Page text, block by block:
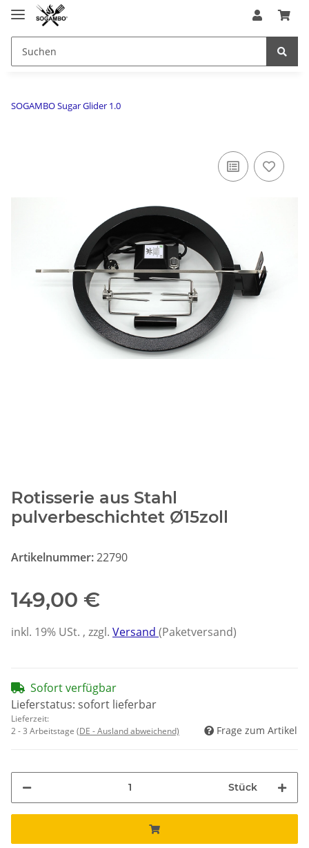
SOGAMBO Sugar Glider 1.0
Rotisserie aus Stahl
pulverbeschichtet Ø15zoll
Artikelnummer:22790
149,00 €
inkl. 19% USt. , zzgl. Versand (Paketversand)
Sofort verfügbar
Lieferstatus: sofort lieferbar
Lieferzeit:
2 - 3 Arbeitstage (DE - Ausland abweichend) Frage zum Artikel
Stück